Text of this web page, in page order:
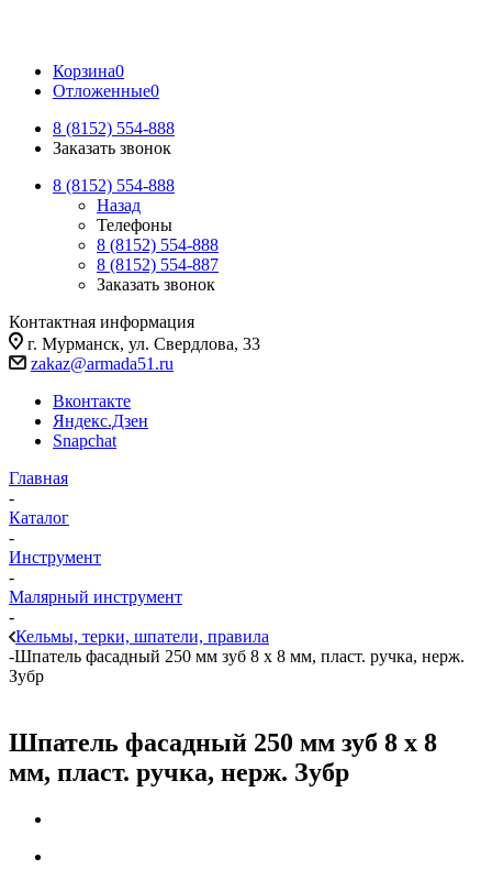
Корзина0
Отложенные0
8 (8152) 554-888
Заказать звонок
8 (8152) 554-888
Назад
Телефоны
8 (8152) 554-888
8 (8152) 554-887
Заказать звонок
Контактная информация
г. Мурманск, ул. Свердлова, 33
zakaz@armada51.ru
Вконтакте
Яндекс.Дзен
Snapchat
Главная
-
Каталог
-
Инструмент
-
Малярный инструмент
-
Кельмы, терки, шпатели, правила
-Шпатель фасадный 250 мм зуб 8 х 8 мм, пласт. ручка, нерж.
Зубр
Шпатель фасадный 250 мм зуб 8 х 8
мм, пласт. ручка, нерж. Зубр